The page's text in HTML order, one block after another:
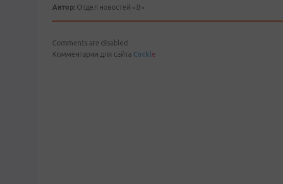
Автор: Отдел новостей «В»
Comments are disabled
Комментарии для сайта Cackle